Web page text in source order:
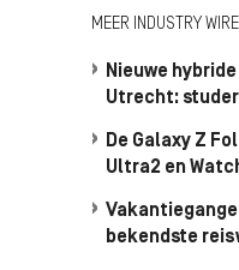
MEER INDUSTRY WIRE
Nieuwe
Utrecht:
De Galaxy Z
Ultra2 en
bekendste